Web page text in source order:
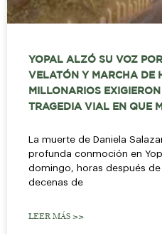
YOPAL ALZÓ SU VOZ
VELATÓN Y MARCHA DE
MILLONARIOS
TRAGEDIA VIAL EN QUE
La muerte de Daniela
profunda conmoción en
domingo, horas después
decenas de
LEER MÁS >>